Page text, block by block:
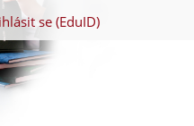
se (EduID)